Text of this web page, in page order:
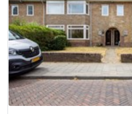
al verhuurd
maken moet je
binnen 15
minuten
reageren.
Stekkies helpt
je hierbij!